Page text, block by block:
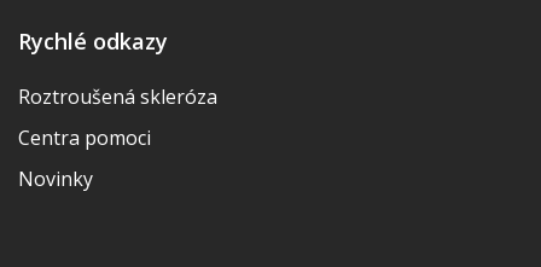
Rychlé odkazy
Roztroušená skleróza
Centra pomoci
Novinky